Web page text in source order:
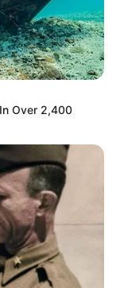
Over 2,400